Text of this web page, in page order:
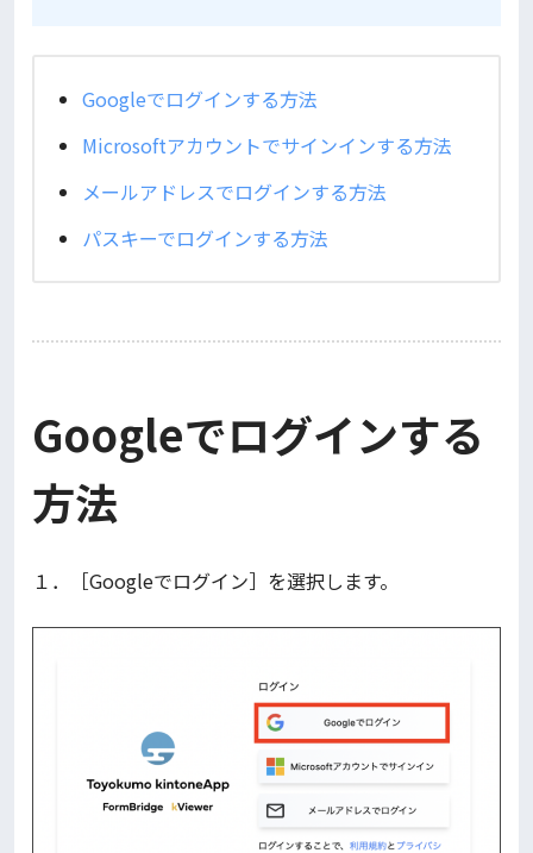
Googleでログインする方法
Microsoftアカウントでサインインする方法
メールアドレスでログインする方法
パスキーでログインする方法
Googleでログインする
方法
１．［Googleでログイン］を選択します。